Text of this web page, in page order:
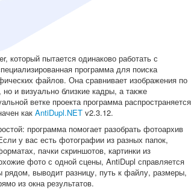
который пытается одинаково работать с
программа для поиска
файлов. Она сравнивает изображения по
и визуально близкие кадры, а также
ветке проекта программа распространяется
как AntiDupl.NET v2.3.12.
программа помогает разобрать фотоархив
у вас есть фотографии из разных папок,
пачки скриншотов, картинки из
фото с одной сцены, AntiDupl справляется
выводит разницу, путь к файлу, размеры,
из окна результатов.